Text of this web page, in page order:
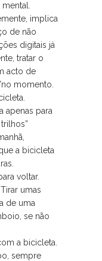
implica
de não
digitais já
tratar o
acto de
momento.
apenas para
a bicicleta
voltar.
umas
de uma
se não
a bicicleta.
sempre